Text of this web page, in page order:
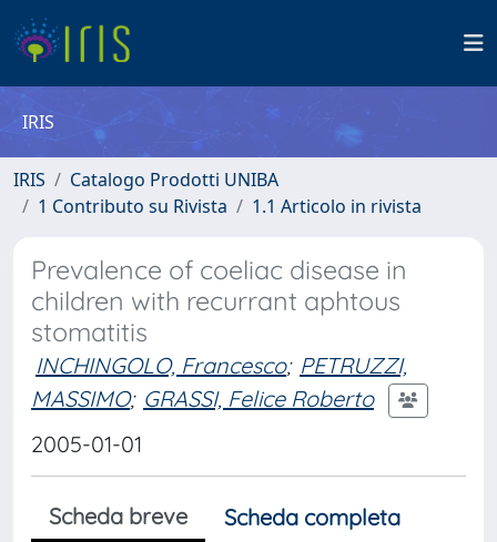
IRIS
IRIS
Catalogo Prodotti UNIBA
1 Contributo su Rivista
1.1 Articolo in rivista
Prevalence of coeliac disease in
children with recurrant aphtous
stomatitis
INCHINGOLO, Francesco; PETRUZZI,
MASSIMO; GRASSI, Felice Roberto
2005-01-01
Scheda breve
Scheda completa